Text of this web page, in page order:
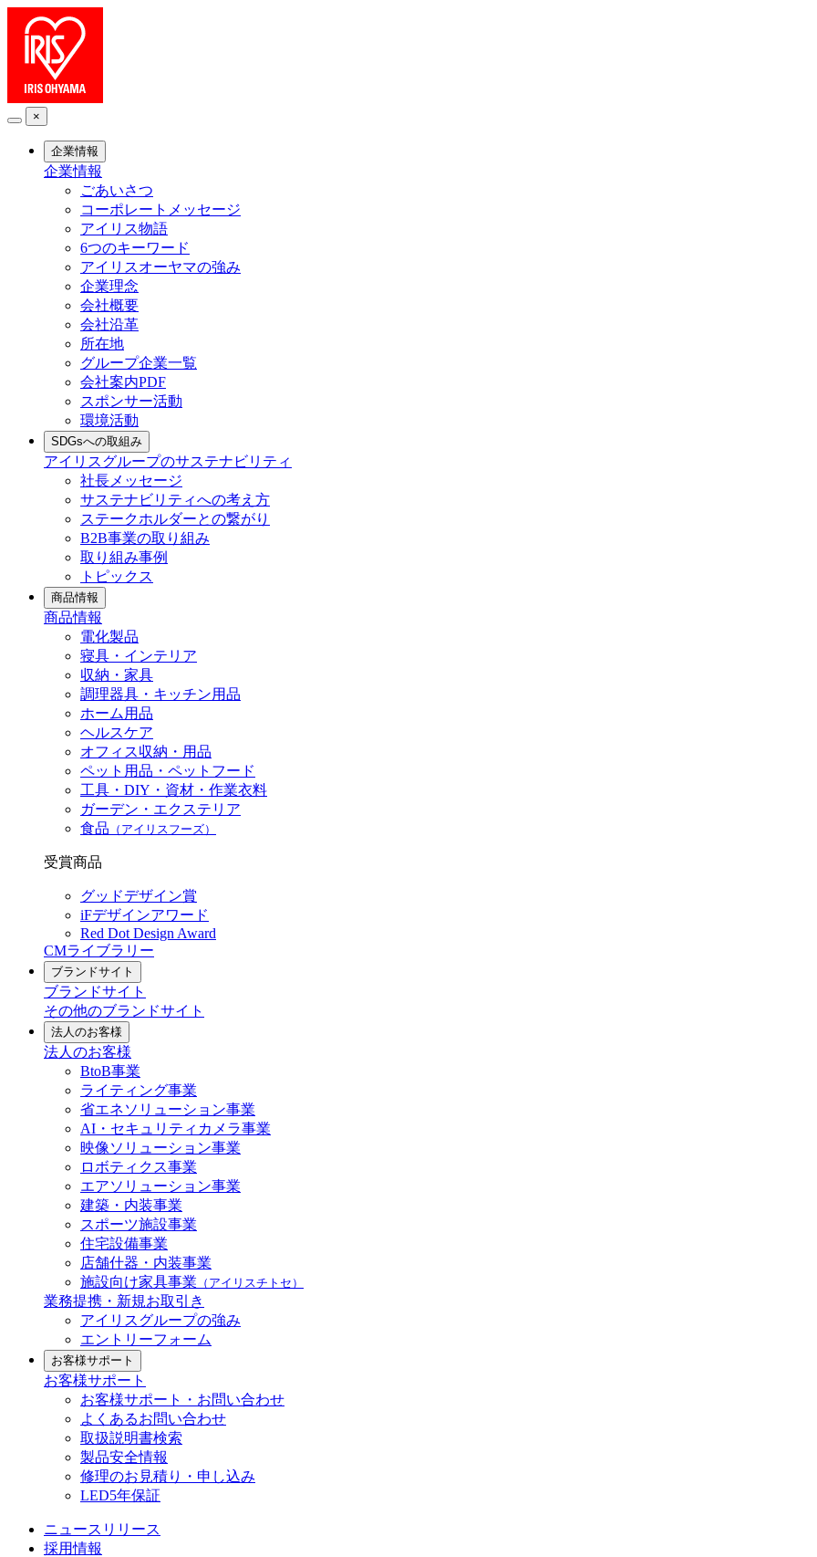
×
企業情報
企業情報
ごあいさつ
コーポレートメッセージ
アイリス物語
6つのキーワード
アイリスオーヤマの強み
企業理念
会社概要
会社沿革
所在地
グループ企業一覧
会社案内PDF
スポンサー活動
環境活動
SDGsへの取組み
アイリスグループのサステナビリティ
社長メッセージ
サステナビリティへの考え方
ステークホルダーとの繋がり
B2B事業の取り組み
取り組み事例
トピックス
商品情報
商品情報
電化製品
寝具・インテリア
収納・家具
調理器具・キッチン用品
ホーム用品
ヘルスケア
オフィス収納・用品
ペット用品・ペットフード
工具・DIY・資材・作業衣料
ガーデン・エクステリア
食品 （アイリスフーズ）
受賞商品
グッドデザイン賞
iFデザインアワード
Red Dot Design Award
CMライブラリー
ブランドサイト
ブランドサイト
その他のブランドサイト
法人のお客様
法人のお客様
BtoB事業
ライティング事業
省エネソリューション事業
AI・セキュリティカメラ事業
映像ソリューション事業
ロボティクス事業
エアソリューション事業
建築・内装事業
スポーツ施設事業
住宅設備事業
店舗什器・内装事業
施設向け家具事業 （アイリスチトセ）
業務提携・新規お取引き
アイリスグループの強み
エントリーフォーム
お客様サポート
お客様サポート
お客様サポート・お問い合わせ
よくあるお問い合わせ
取扱説明書検索
製品安全情報
修理のお見積り・申し込み
LED5年保証
ニュースリリース
採用情報